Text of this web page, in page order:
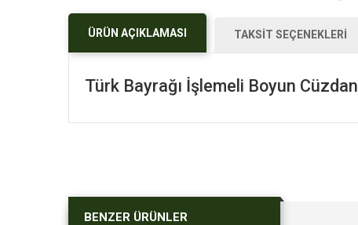
ÜRÜN AÇIKLAMASI TAKSİT SEÇENEKLERİ
Türk Bayrağı İşlemeli Boyun Cüzdan
BENZER ÜRÜNLER